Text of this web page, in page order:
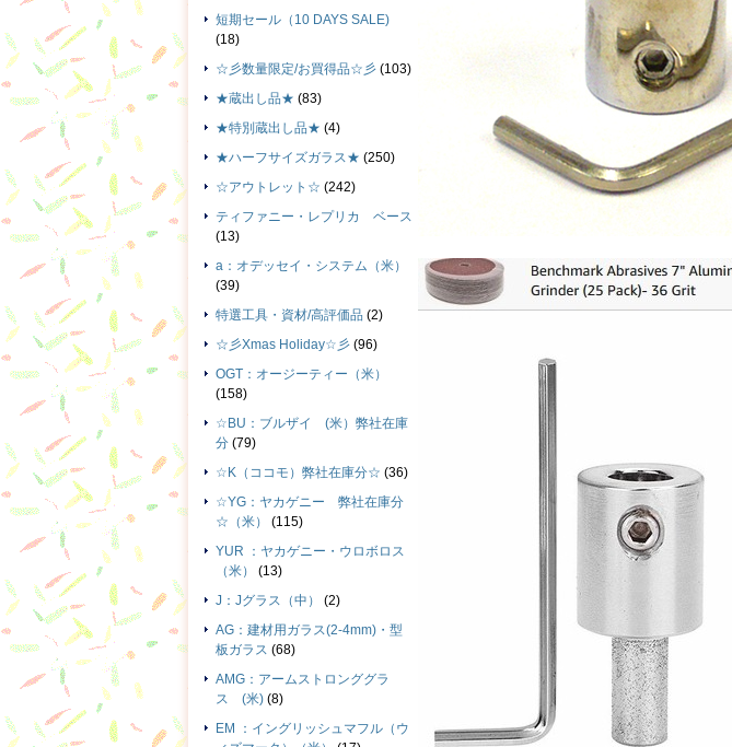
短期セール（10 DAYS SALE)
(18)
☆彡数量限定/お買得品☆彡 (103)
★蔵出し品★ (83)
★特別蔵出し品★ (4)
★ハーフサイズガラス★ (250)
☆アウトレット☆ (242)
ティファニー・レプリカ ベース
(13)
a：オデッセイ・システム（米）
(39)
特選工具・資材/高評価品 (2)
☆彡Xmas Holiday☆彡 (96)
OGT：オージーティー（米）
(158)
☆BU：ブルザイ (米）弊社在庫
分 (79)
☆K（ココモ）弊社在庫分☆ (36)
☆YG：ヤカゲニー 弊社在庫分
☆（米）
(115)
YUR ：ヤカゲニー・ウロボロス
（米）
(13)
J：Jグラス（中）
(2)
AG：建材用ガラス(2-4mm)・型
板ガラス (68)
AMG：アームストロンググラ
ス (米) (8)
EM ：イングリッシュマフル（ウ